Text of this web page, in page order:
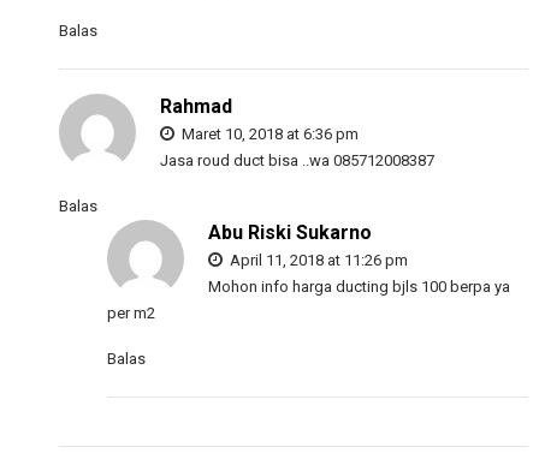
Balas
Rahmad
Maret 10, 2018 at 6:36 pm
Jasa roud duct bisa ..wa 085712008387
Balas
Abu Riski Sukarno
April 11, 2018 at 11:26 pm
Mohon info harga ducting bjls 100 berpa ya
per m2
Balas